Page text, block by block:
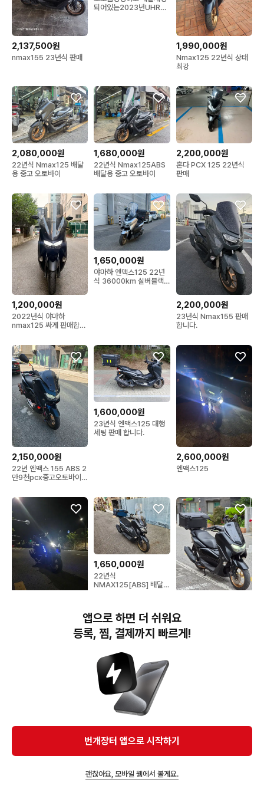
2,137,500원
nmax155 23년식 판매
되어있는2023년UHR
1,990,000원
Nmax125 22년식 상태
최강
2,080,000원
22년식 Nmax125 배달
용 중고 오토바이
1,680,000원
22년식 Nmax125ABS
배달용 중고 오토바이
2,200,000원
혼다 PCX 125 22년식
판매
1,200,000원
2022년식 야마하
nmax125 싸게 판매합니
1,650,000원
야마하 엔맥스125 22년
식 36000km 실버블랙
2,200,000원
23년식 Nmax155 판매
합니다.
2,150,000원
22년 엔맥스 155 ABS 2
만9천pcx중고오토바이스
1,600,000원
23년식 엔맥스125 대행
세팅 판매 합니다.
2,600,000원
엔맥스125
1,650,000원
22년식
NMAX125[ABS] 배달셋
번개장터(주) 사업자정보, 이용약관 및 기타 법적고지
번개장터㈜는 통신판매중개자이며, 통신판매의 당사자가 아닙니다. 전자상거래 등에서의
소비자보호에 관한 법률 등 관련 법령 및 번개장터㈜의 약관에 따라 상품, 상품정보, 거래에 관한 책임은
개별 판매자에게 귀속하고, 번개장터㈜는 원칙적으로 회원간 거래에 대하여 책임을 지지 않습니다.
다만, 번개장터㈜가 직접 판매하는 상품에 대한 책임은 번개장터㈜에게 귀속합니다.
앱으로 하면 더 쉬워요
등록, 찜, 결제까지 빠르게!
번개장터 앱으로 시작하기
괜찮아요, 모바일 웹에서 볼게요.